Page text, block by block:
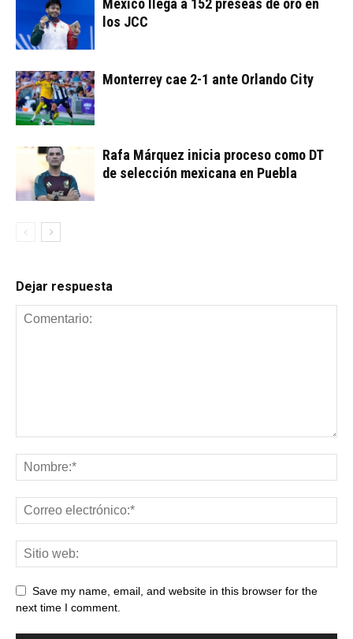
México llega a 152 preseas de oro en
los JCC
Monterrey cae 2-1 ante Orlando City
Rafa Márquez inicia proceso como DT
de selección mexicana en Puebla
Dejar respuesta
Save my name, email, and website in this browser for the
next time I comment.